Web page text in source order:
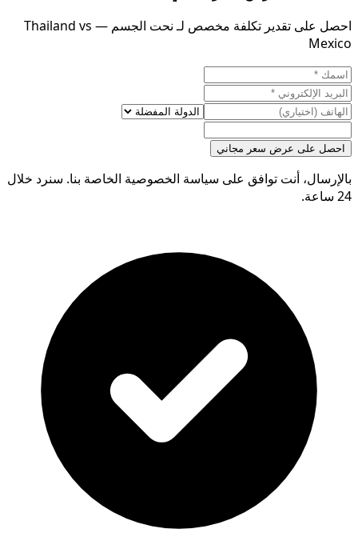
احصل على تقدير تكلفة مخصص لـ نحت الجسم — Thailand vs
Mexico
احصل على عرض سعر مجاني
بالإرسال، أنت توافق على سياسة الخصوصية الخاصة بنا. سنرد خلال
24 ساعة.